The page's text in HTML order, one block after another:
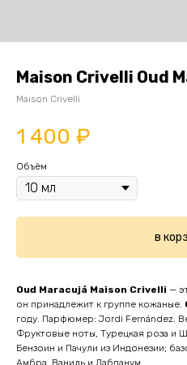
Maison Crivelli Oud
Maison Crivelli
1 400 ₽
Объём
в
Oud Maracujá Maison Crivelli —
он принадлежит к группе кожаные.
году. Парфюмер: Jordi Fernández.
Фруктовые ноты, Турецкая роза и
Бензоин и Пачули из Индонезии;
Амбра, Ваниль и Лабданум